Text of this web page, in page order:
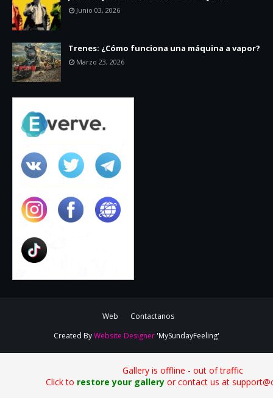
Junio 03, 2026
Trenes: ¿Cómo funciona una máquina a vapor?
Marzo 23, 2026
Web
Contactanos
Created ByWebsite Designer 'MySundayFeeling'
Gallery is offline - out of traffic
Click to restore your galleryor contact us at